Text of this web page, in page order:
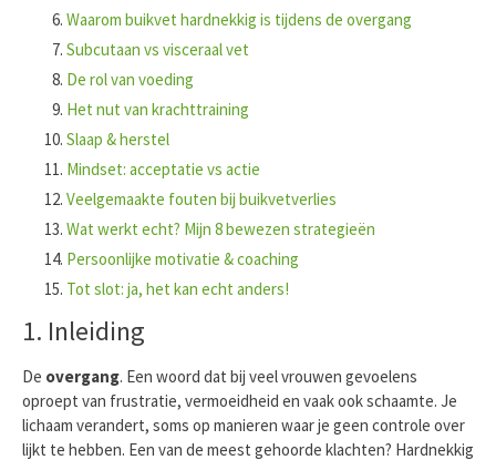
Waarom buikvet hardnekkig is tijdens de overgang
Subcutaan vs visceraal vet
De rol van voeding
Het nut van krachttraining
Slaap & herstel
Mindset: acceptatie vs actie
Veelgemaakte fouten bij buikvetverlies
Wat werkt echt? Mijn 8 bewezen strategieën
Persoonlijke motivatie & coaching
Tot slot: ja, het kan echt anders!
1. Inleiding
De overgang. Een woord dat bij veel vrouwen gevoelens
oproept van frustratie, vermoeidheid en vaak ook schaamte. Je
lichaam verandert, soms op manieren waar je geen controle over
lijkt te hebben. Een van de meest gehoorde klachten? Hardnekkig